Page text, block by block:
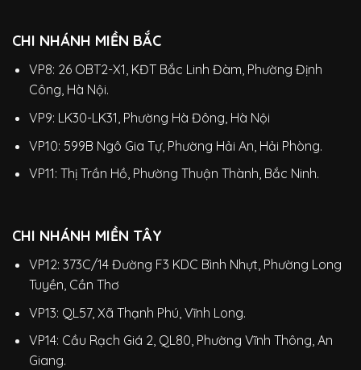
CHI NHÁNH MIỀN BẮC
VP8: 26 OBT2-X1, KĐT Bắc Linh Đàm, Phường Định
Công, Hà Nội.
VP9: LK30-LK31, Phường Hà Đông, Hà Nội
VP10: 599B Ngô Gia Tự, Phường Hải An, Hải Phòng.
VP11: Thị Trần Hồ, Phường Thuận Thành, Bắc Ninh.
CHI NHÁNH MIỀN TÂY
VP12: 373C/14 Đường F3 KDC Bình Nhựt, Phường Long
Tuyền, Cần Thơ
VP13: QL57, Xã Thạnh Phú, Vĩnh Long.
VP14: Cầu Rạch Giá 2, QL80, Phường Vĩnh Thông, An
Giang.